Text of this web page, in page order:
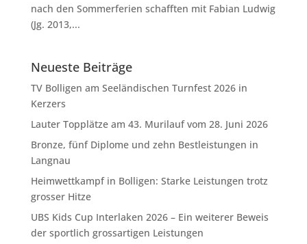
nach den Sommerferien schafften mit Fabian Ludwig
(Jg. 2013,...
Neueste Beiträge
TV Bolligen am Seeländischen Turnfest 2026 in
Kerzers
Lauter Topplätze am 43. Murilauf vom 28. Juni 2026
Bronze, fünf Diplome und zehn Bestleistungen in
Langnau
Heimwettkampf in Bolligen: Starke Leistungen trotz
grosser Hitze
UBS Kids Cup Interlaken 2026 – Ein weiterer Beweis
der sportlich grossartigen Leistungen